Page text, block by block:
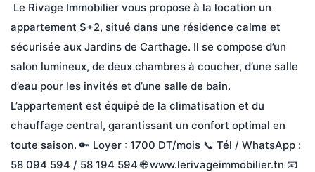
Le Rivage Immobilier vous propose à la location un
appartement S+2, situé dans une résidence calme et
sécurisée aux Jardins de Carthage. Il se compose d’un
salon lumineux, de deux chambres à coucher, d’une salle
d’eau pour les invités et d’une salle de bain.
L’appartement est équipé de la climatisation et du
chauffage central, garantissant un confort optimal en
toute saison. 🔑 Loyer : 1700 DT/mois 📞 Tél / WhatsApp :
58 094 594 / 58 194 594 🌐 www.lerivageimmobilier.tn 📧